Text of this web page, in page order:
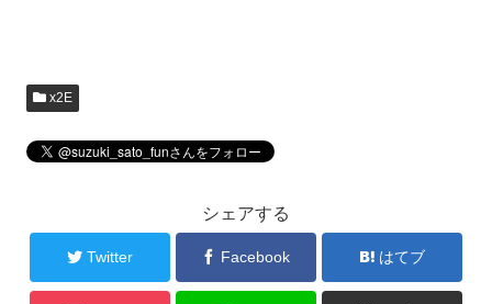
x2E
シェアする
Twitter Facebook はてブ